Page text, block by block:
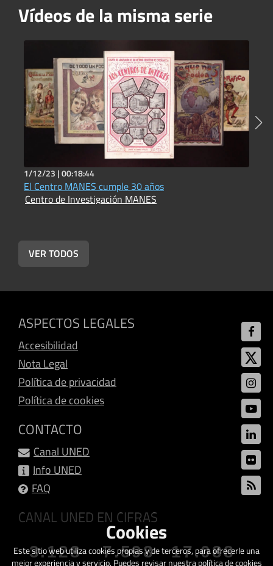
Vídeos de la misma serie
1/12/23 |00:18:44
El Centro MANES cumple 30 años
Centro de Investigación MANES
VER TODOS
ASPECTOS LEGALES
Accesibilidad
Nota Legal
Política de privacidad
Política de cookies
CONTACTO
Canal UNED
Info UNED
FAQ
CANAL UNED EN CIFRAS
3.128 7.598 17.088
Cookies
Este sitio web utiliza cookies propias y de terceros, para ofrecerle una
mejor experiencia y servicio. Puedes revisar nuestra política de cookies